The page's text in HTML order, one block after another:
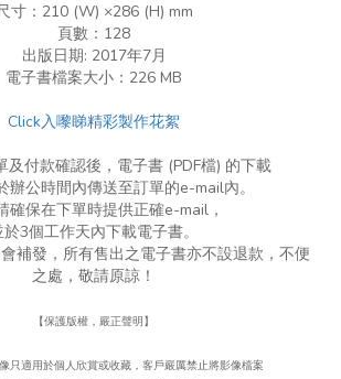
寸：210 (W) ×286 (H) mm
頁數：128
出版日期: 2017年7月
電子書檔案大小：︁226 MB
Click入嚟睇精彩製作花絮
及付款確認後，電子書 (PDF檔) 的下載
辦公時間內傳送至訂單的e-mail內。
確保在下單時提供正確e-mail，
於3個工作天內下載電子書。
補發，所有售出之電子書亦不設退款，不便
之處，敬請原諒！
【保護版權，嚴正聲明】
只適用於個人欣賞或收藏，客戶嚴厲禁止將影像檔案